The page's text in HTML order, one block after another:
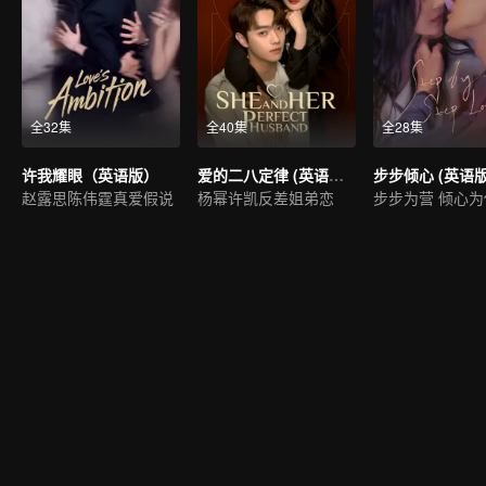
全32集
许我耀眼（英语版）
赵露思陈伟霆真爱假说
全40集
爱的二八定律 (英语版）
杨幂许凯反差姐弟恋
全28集
步步倾心 (英语
步步为营 倾心